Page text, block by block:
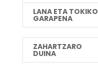
LANA ETA TOKIKO
GARAPENA
ZAHARTZARO
DUINA